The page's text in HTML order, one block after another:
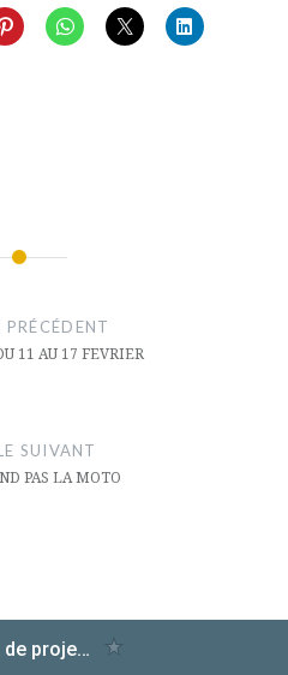
11 AU 17 FEVRIER
SUIVANT
PAS LA MOTO